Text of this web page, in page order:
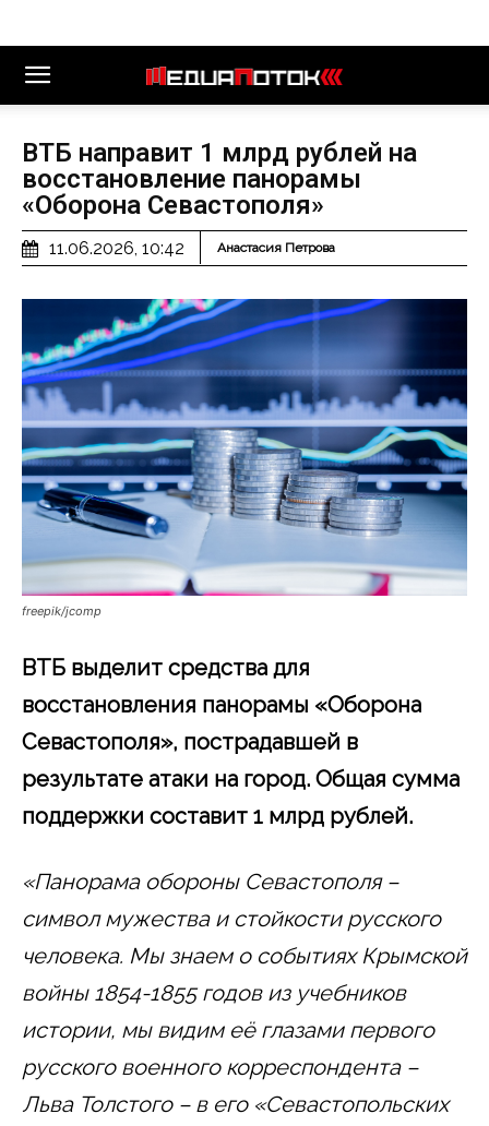
ВТБ направит 1 млрд рублей на
восстановление панорамы
«Оборона Севастополя»
11.06.2026, 10:42 Анастасия Петрова
freepik/jcomp
ВТБ выделит средства для
восстановления панорамы «Оборона
Севастополя», пострадавшей в
результате атаки на город. Общая сумма
поддержки составит 1 млрд рублей.
«Панорама обороны Севастополя –
символ мужества и стойкости русского
человека. Мы знаем о событиях Крымской
войны 1854-1855 годов из учебников
истории, мы видим её глазами первого
русского военного корреспондента –
Льва Толстого – в его «Севастопольских